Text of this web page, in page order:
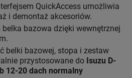
QuickAccess umożliwia
i demontaż akcesoriów.
bazowa dzięki wewnętrznej
belki bazowej, stopa i zestaw
przystosowane do Isuzu D-
12-20 dach normalny